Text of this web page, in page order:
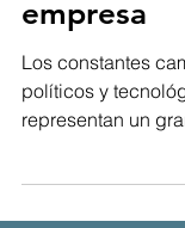
un plan
empresa
políticos y
representan un